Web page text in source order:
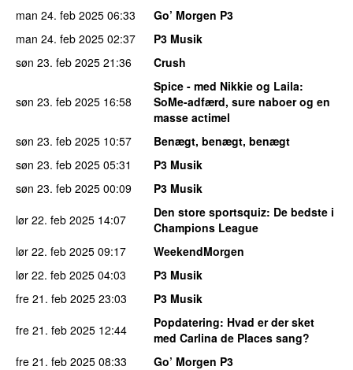
man 24. feb 2025 06:33
Go’ Morgen P3
man 24. feb 2025 02:37
P3 Musik
søn 23. feb 2025 21:36 Crush
søn 23. feb 2025 16:58
Spice - med Nikkie og Laila:
SoMe-adfærd, sure naboer og en
masse actimel
søn 23. feb 2025 10:57
Benægt, benægt, benægt
søn 23. feb 2025 05:31
P3 Musik
søn 23. feb 2025 00:09
P3 Musik
lør 22. feb 2025 14:07 Den store sportsquiz: De bedste i
Champions League
lør 22. feb 2025 09:17
WeekendMorgen
lør 22. feb 2025 04:03
P3 Musik
fre 21. feb 2025 23:03
P3 Musik
fre 21. feb 2025 12:44 Popdatering: Hvad er der sket
med Carlina de Places sang?
fre 21. feb 2025 08:33
Go’ Morgen P3